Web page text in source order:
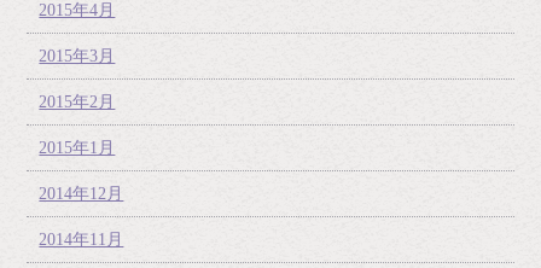
2015年4月
2015年3月
2015年2月
2015年1月
2014年12月
2014年11月